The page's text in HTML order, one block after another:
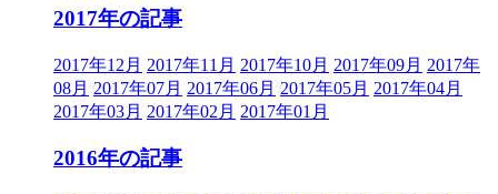
2017年の記事
2017年12月 2017年11月 2017年10月 2017年09月 2017年
08月 2017年07月 2017年06月 2017年05月 2017年04月
2017年03月 2017年02月 2017年01月
2016年の記事